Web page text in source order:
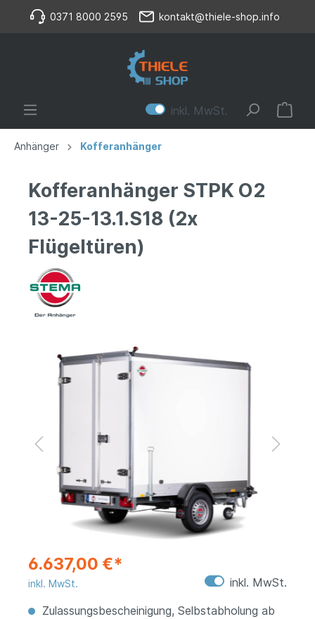
0371 8000 2595 kontakt@thiele-shop.info
inkl. MwSt.
Anhänger Kofferanhänger
Kofferanhänger STPK O2
13-25-13.1.S18 (2x
Flügeltüren)
6.637,00 €*
inkl. MwSt.
inkl. MwSt.
Zulassungsbescheinigung, Selbstabholung ab